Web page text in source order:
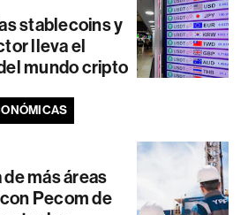
stablecoins y
lleva el
mundo cripto
más áreas
Pecom de